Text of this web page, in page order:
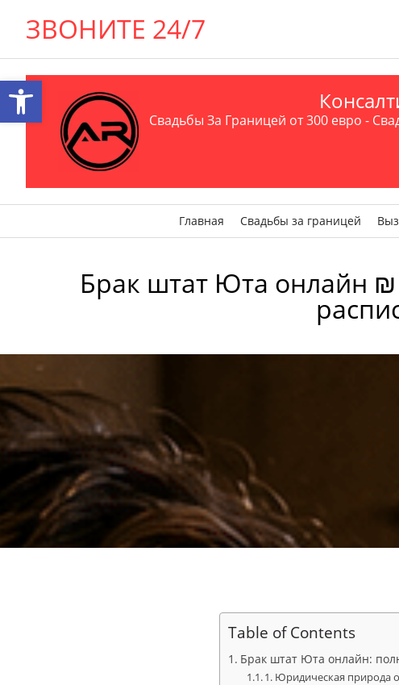
ЗВОНИТЕ 24/7
Свадьбы За Границей от 300 евро -
Главная Свадьбы за границей
Брак штат Юта онлайн ₪
Table of Contents
Брак штат Юта онлайн:
1. Юридическая природа
Открыть панель инструментов